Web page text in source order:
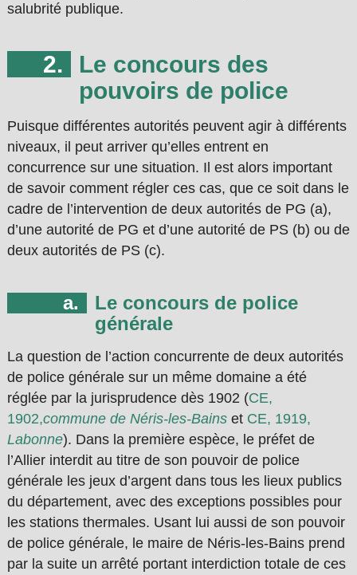
salubrité publique.
Le concours des
pouvoirs de police
Puisque différentes autorités peuvent agir à différents
niveaux, il peut arriver qu’elles entrent en
concurrence sur une situation. Il est alors important
de savoir comment régler ces cas, que ce soit dans le
cadre de l’intervention de deux autorités de PG (a),
d’une autorité de PG et d’une autorité de PS (b) ou de
deux autorités de PS (c).
Le concours de police
générale
La question de l’action concurrente de deux autorités
de police générale sur un même domaine a été
réglée par la jurisprudence dès 1902 (CE,
1902,commune de Néris-les-Bains et CE, 1919,
Labonne). Dans la première espèce, le préfet de
l’Allier interdit au titre de son pouvoir de police
générale les jeux d’argent dans tous les lieux publics
du département, avec des exceptions possibles pour
les stations thermales. Usant lui aussi de son pouvoir
de police générale, le maire de Néris-les-Bains prend
par la suite un arrêté portant interdiction totale de ces